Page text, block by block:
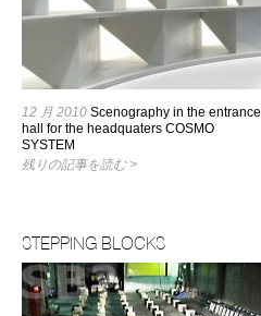
12 月 2010 Scenography in the entrance
hall for the headquaters COSMO
SYSTEM
残りの記事を読む >
STEPPING BLOCKS